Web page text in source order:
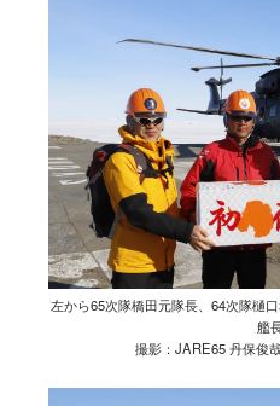
左から65次隊橋田元隊長、64次隊樋
艦
撮影：JARE65 丹保俊